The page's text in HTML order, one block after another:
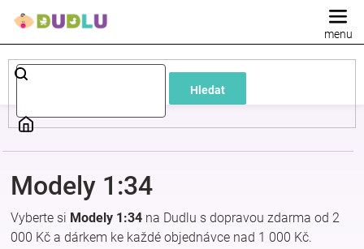
Hledat
Dětské
a
kojenecké
oblečení
Pokojíček
Modely 1:34
Vyberte si Modely 1:34 na Dudlu s dopravou zdarma od 2
000 Kč a dárkem ke každé objednávce nad 1 000 Kč.